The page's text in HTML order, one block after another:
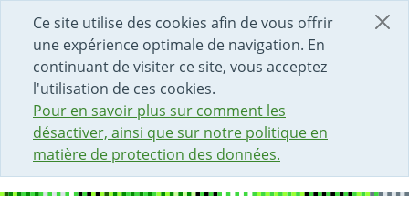
Ce site utilise des cookies afin de vous offrir
une expérience optimale de navigation. En
continuant de visiter ce site, vous acceptez
l'utilisation de ces cookies.
Pour en savoir plus sur comment les
désactiver, ainsi que sur notre politique en
matière de protection des données.
DÉBUT DU CONTENU DE LA PAGE
ACCÈS AU CHAMP DE RECHERCHE
PAGE D'ACCUEIL
FORMULAIRE DE CONTACT